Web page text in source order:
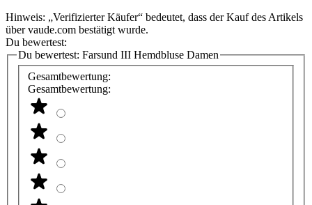
Hinweis: „Verifizierter Käufer“ bedeutet, dass der Kauf des Artikels
über vaude.com bestätigt wurde.
Du bewertest:
Du bewertest: Farsund III Hemdbluse Damen
Gesamtbewertung:
Gesamtbewertung: